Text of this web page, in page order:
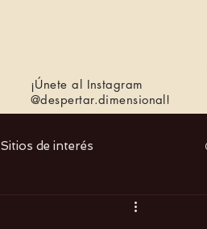
¡Únete al Instagram
@despertar.dimensional!
Sitios de interés
Música